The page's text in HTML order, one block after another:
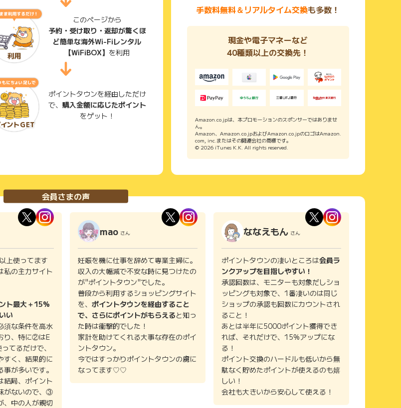
このページから
予約・受け取り・返却が驚くほ
ど簡単な海外Wi-Fiレンタル
【WiFiBOX】 を利用
ポイントタウンを経由しただけ
で、 購入金額に応じたポイント
をゲット！
手数料無料＆リアルタイム交換も多数！
現金や電子マネーなど
40種類以上の交換先！
Amazon.co.jpは、本プロモーションのスポンサーではありませ
ん。
Amazon、Amazon.co.jpおよびAmazon.co.jpのロゴはAmazon.
com, inc.またはその関連会社の商標です。
© 2026 iTunes K.K. All rights reserved.
会員さまの声
上使ってます
私の主力サイト
ト最大＋15%
い
須な条件を高水
り、特に②はE
てるだけで、
すく、結果的に
が多いです。
結局、ポイント
がないので、③
、中の人が親切
mao さん
妊娠を機に仕事を辞めて専業主婦に。
収入の大幅減で不安な時に見つけたの
が"ポイントタウン"でした。
普段から利用するショッピングサイト
を、 ポイントタウンを経由すること
で、さらにポイントがもらえると知っ
た時は衝撃的でした！
家計を助けてくれる大事な存在のポイ
ントタウン。
今ではすっかりポイントタウンの虜に
なってます♡♡
ななえもん さん
ポイントタウンの凄いところは会員ラ
ンクアップを目指しやすい！
承認回数は、モニターも対象だしショ
ッピングも対象で、1番凄いのは同じ
ショップの承認も回数にカウントされ
ること！
あとは半年に5000ポイント獲得でき
れば、それだけで、15%アップにな
る！
ポイント交換のハードルも低いから無
駄なく貯めたポイントが使えるのも嬉
しい！
会社も大きいから安心して使える！